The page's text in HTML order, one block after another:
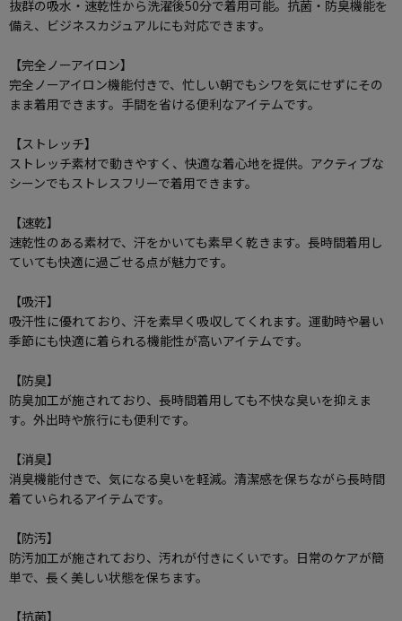
抜群の吸水・速乾性から洗濯後50分で着用可能。抗菌・防臭機能を
備え、ビジネスカジュアルにも対応できます。
【完全ノーアイロン】
完全ノーアイロン機能付きで、忙しい朝でもシワを気にせずにその
まま着用できます。手間を省ける便利なアイテムです。
【ストレッチ】
ストレッチ素材で動きやすく、快適な着心地を提供。アクティブな
シーンでもストレスフリーで着用できます。
【速乾】
速乾性のある素材で、汗をかいても素早く乾きます。長時間着用し
ていても快適に過ごせる点が魅力です。
【吸汗】
吸汗性に優れており、汗を素早く吸収してくれます。運動時や暑い
季節にも快適に着られる機能性が高いアイテムです。
【防臭】
防臭加工が施されており、長時間着用しても不快な臭いを抑えま
す。外出時や旅行にも便利です。
【消臭】
消臭機能付きで、気になる臭いを軽減。清潔感を保ちながら長時間
着ていられるアイテムです。
【防汚】
防汚加工が施されており、汚れが付きにくいです。日常のケアが簡
単で、長く美しい状態を保ちます。
【抗菌】